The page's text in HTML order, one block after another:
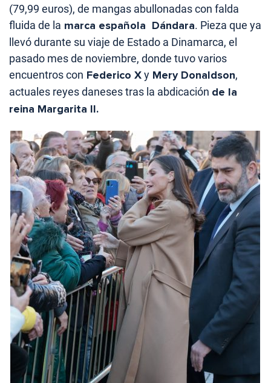
(79,99 euros), de mangas abullonadas con falda
fluida de la marca española Dándara. Pieza que ya
llevó durante su viaje de Estado a Dinamarca, el
pasado mes de noviembre, donde tuvo varios
encuentros con Federico Xy Mery Donaldson,
actuales reyes daneses tras la abdicación de la
reina Margarita II.